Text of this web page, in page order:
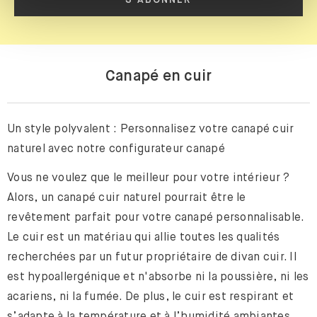
Canapé en cuir
Un style polyvalent : Personnalisez votre canapé cuir
naturel avec notre configurateur canapé
Vous ne voulez que le meilleur pour votre intérieur ?
Alors, un canapé cuir naturel pourrait être le
revêtement parfait pour votre canapé personnalisable.
Le cuir est un matériau qui allie toutes les qualités
recherchées par un futur propriétaire de divan cuir. Il
est hypoallergénique et n'absorbe ni la poussière, ni les
acariens, ni la fumée. De plus, le cuir est respirant et